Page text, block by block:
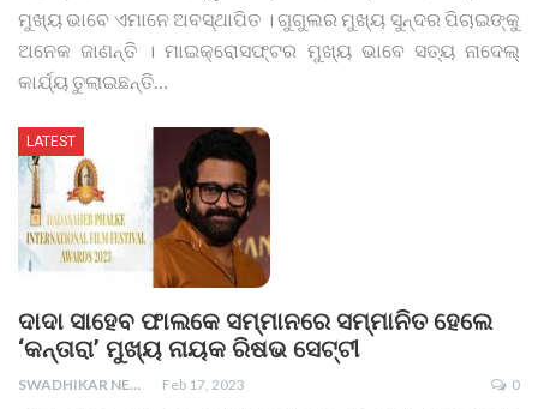
ମୁଖ୍ୟ ଭାବେ ଏମାନେ ଅବସ୍ଥାପିତ । ଗୁଗୁଲର ମୁଖ୍ୟ ସୁନ୍ଦର ପିଚାଇଙ୍କୁ
ଅନେକ ଜାଣନ୍ତି । ମାଇକ୍ରୋସଫ୍ଟର ମୁଖ୍ୟ ଭାବେ ସତ୍ୟ ନାଦେଲ୍
କାର୍ଯ୍ୟ ତୁଲାଇଛନ୍ତି
LATEST
ଦାଦା ସାହେବ ଫାଲକେ ସମ୍ମାନରେ ସମ୍ମାନିତ ହେଲେ
‘କନ୍ତାରା’ ମୁଖ୍ୟ ନାୟକ ରିଷଭ ସେଟ୍ଟୀ
SWADHIKAR NEWS Feb 17, 2023 0